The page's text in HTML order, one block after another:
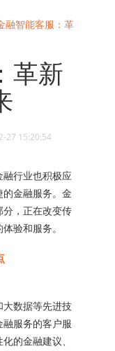
融智能客服：革
革新
27 15:20:54
行业也积极应
金融服务。金
，正在改变传
验和服务。
数据等先进技
服务的客户服
的金融建议、